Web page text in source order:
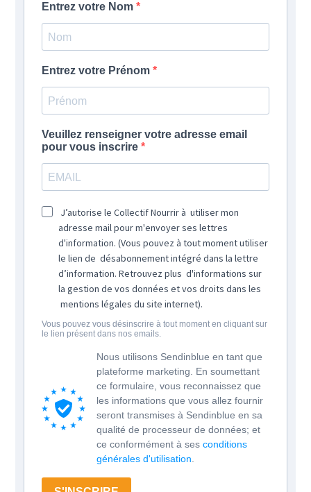
Entrez votre Nom
Entrez votre Prénom
Veuillez renseigner votre adresse email
pour vous inscrire
J’autorise le Collectif Nourrir à utiliser mon
adresse mail pour m'envoyer ses lettres
d'information. (Vous pouvez à tout moment utiliser
le lien de désabonnement intégré dans la lettre
d’information. Retrouvez plus d'informations sur
la gestion de vos données et vos droits dans les
mentions légales du site internet).
Vous pouvez vous désinscrire à tout moment en cliquant sur
le lien présent dans nos emails.
Nous utilisons Sendinblue en tant que
plateforme marketing. En soumettant
ce formulaire, vous reconnaissez que
les informations que vous allez fournir
seront transmises à Sendinblue en sa
qualité de processeur de données; et
ce conformément à sesconditions
générales d'utilisation